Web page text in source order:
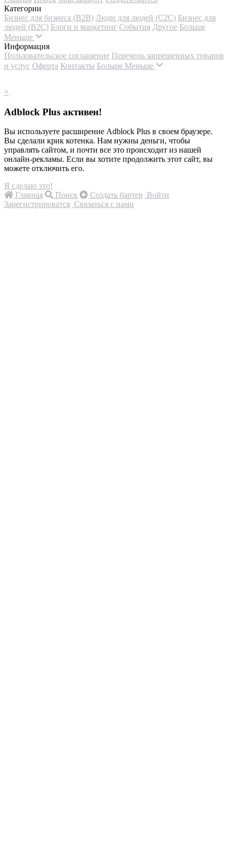
Категории
Бизнес для бизнеса (B2B) Люди для людей (С2С) Бизнес для
людей (B2C) Блоги и маркетинг События Другое Больше
Меньше
Информация
Пользовательское соглашение Перечень запрещенных товаров
и услуг Оферта Контакты Больше Меньше
×
Adblock Plus активен!
Вы используете расширение Adblock Plus в своем браузере.
Вы сделали крик котенка. Нам нужны деньги, чтобы
управлять сайтом, и почти все это происходит из нашей
онлайн-рекламы. Если вы хотите продолжить этот сайт, вы
можете отключить его.
Я сделаю это!
Главная
Поиск Создать бартер Войти
Зарегистрироватся Связаться с нами